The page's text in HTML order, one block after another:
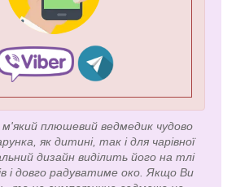
плюшевий ведмедик чудово
як дитині, так і для чарівної
дизайн виділить його на тлі
і довго радуватиме око. Якщо Ви